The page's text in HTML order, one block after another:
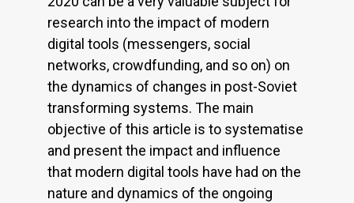
research into the impact of modern
digital tools (messengers, social
networks, crowdfunding, and so on) on
the dynamics of changes in post-Soviet
transforming systems. The main
objective of this article is to systematise
and present the impact and influence
that modern digital tools have had on the
nature and dynamics of the ongoing